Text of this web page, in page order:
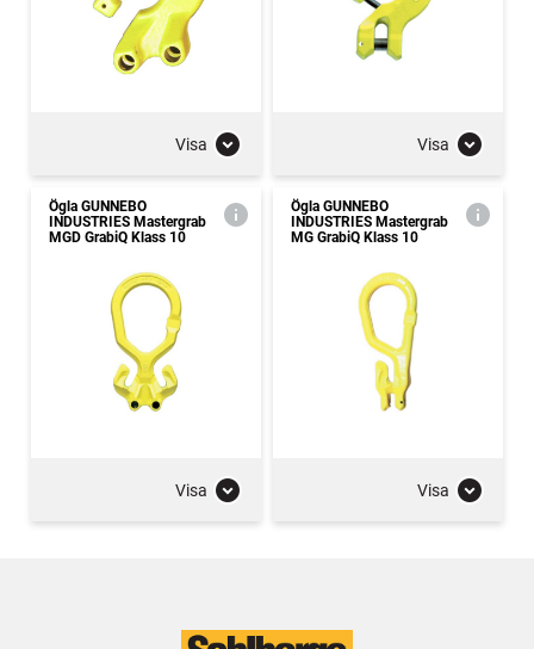
Visa Visa
Ögla GUNNEBO
INDUSTRIES Mastergrab
MGD GrabiQ Klass 10
Visa
Ögla GUNNEBO
INDUSTRIES Mastergrab
MG GrabiQ Klass 10
Visa